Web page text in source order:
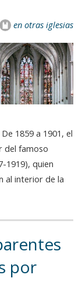
en otras iglesias
1859 a 1901, el
del famoso
1919), quien
al interior de la
por